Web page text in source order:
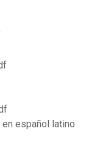
español latino